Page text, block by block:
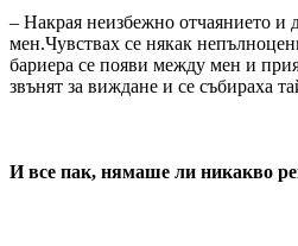
– Накрая неизбежно отчаянието и
мен.Чувствах се някак
бариера се появи между мен и
звънят за виждане и се събираха
И все пак, нямаше ли никакво